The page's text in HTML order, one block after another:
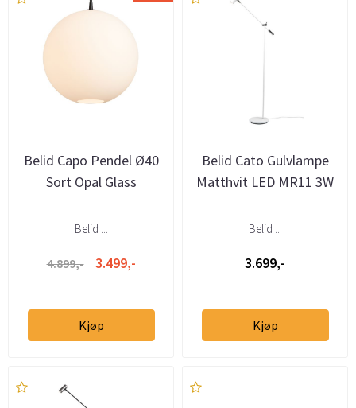
Belid Capo Pendel Ø40
Sort Opal Glass
Belid ...
4.899,- 3.499,-
Kjøp
Belid Cato Gulvlampe
Matthvit LED MR11 3W
Belid ...
3.699,-
Kjøp